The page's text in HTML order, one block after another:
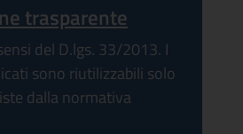
trasparente
del D.lgs. 33/2013. I
sono riutilizzabili solo
dalla normativa